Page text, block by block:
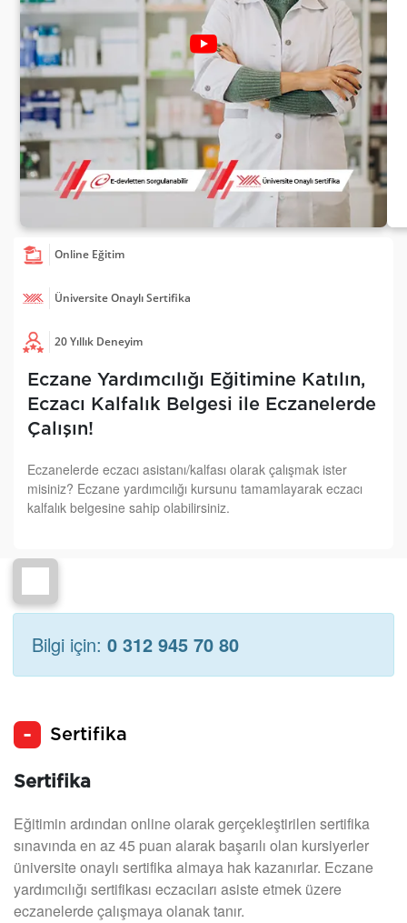
20 Yıllık Deneyim
Üniversite Onaylı Sertifika
Online Eğitim
Eczane Yardımcılığı Eğitimine Katılın,
Eczacı Kalfalık Belgesi ile Eczanelerde
Çalışın!
Eczanelerde eczacı asistanı/kalfası olarak çalışmak ister
misiniz? Eczane yardımcılığı kursunu tamamlayarak eczacı
kalfalık belgesine sahip olabilirsiniz.
Bilgi için: 0 312 945 70 80
Sertifika
Sertifika
Eğitimin ardından online olarak gerçekleştirilen sertifika
sınavında en az 45 puan alarak başarılı olan kursiyerler
üniversite onaylı sertifika almaya hak kazanırlar. Eczane
yardımcılığı sertifikası eczacıları asiste etmek üzere
eczanelerde çalışmaya olanak tanır.